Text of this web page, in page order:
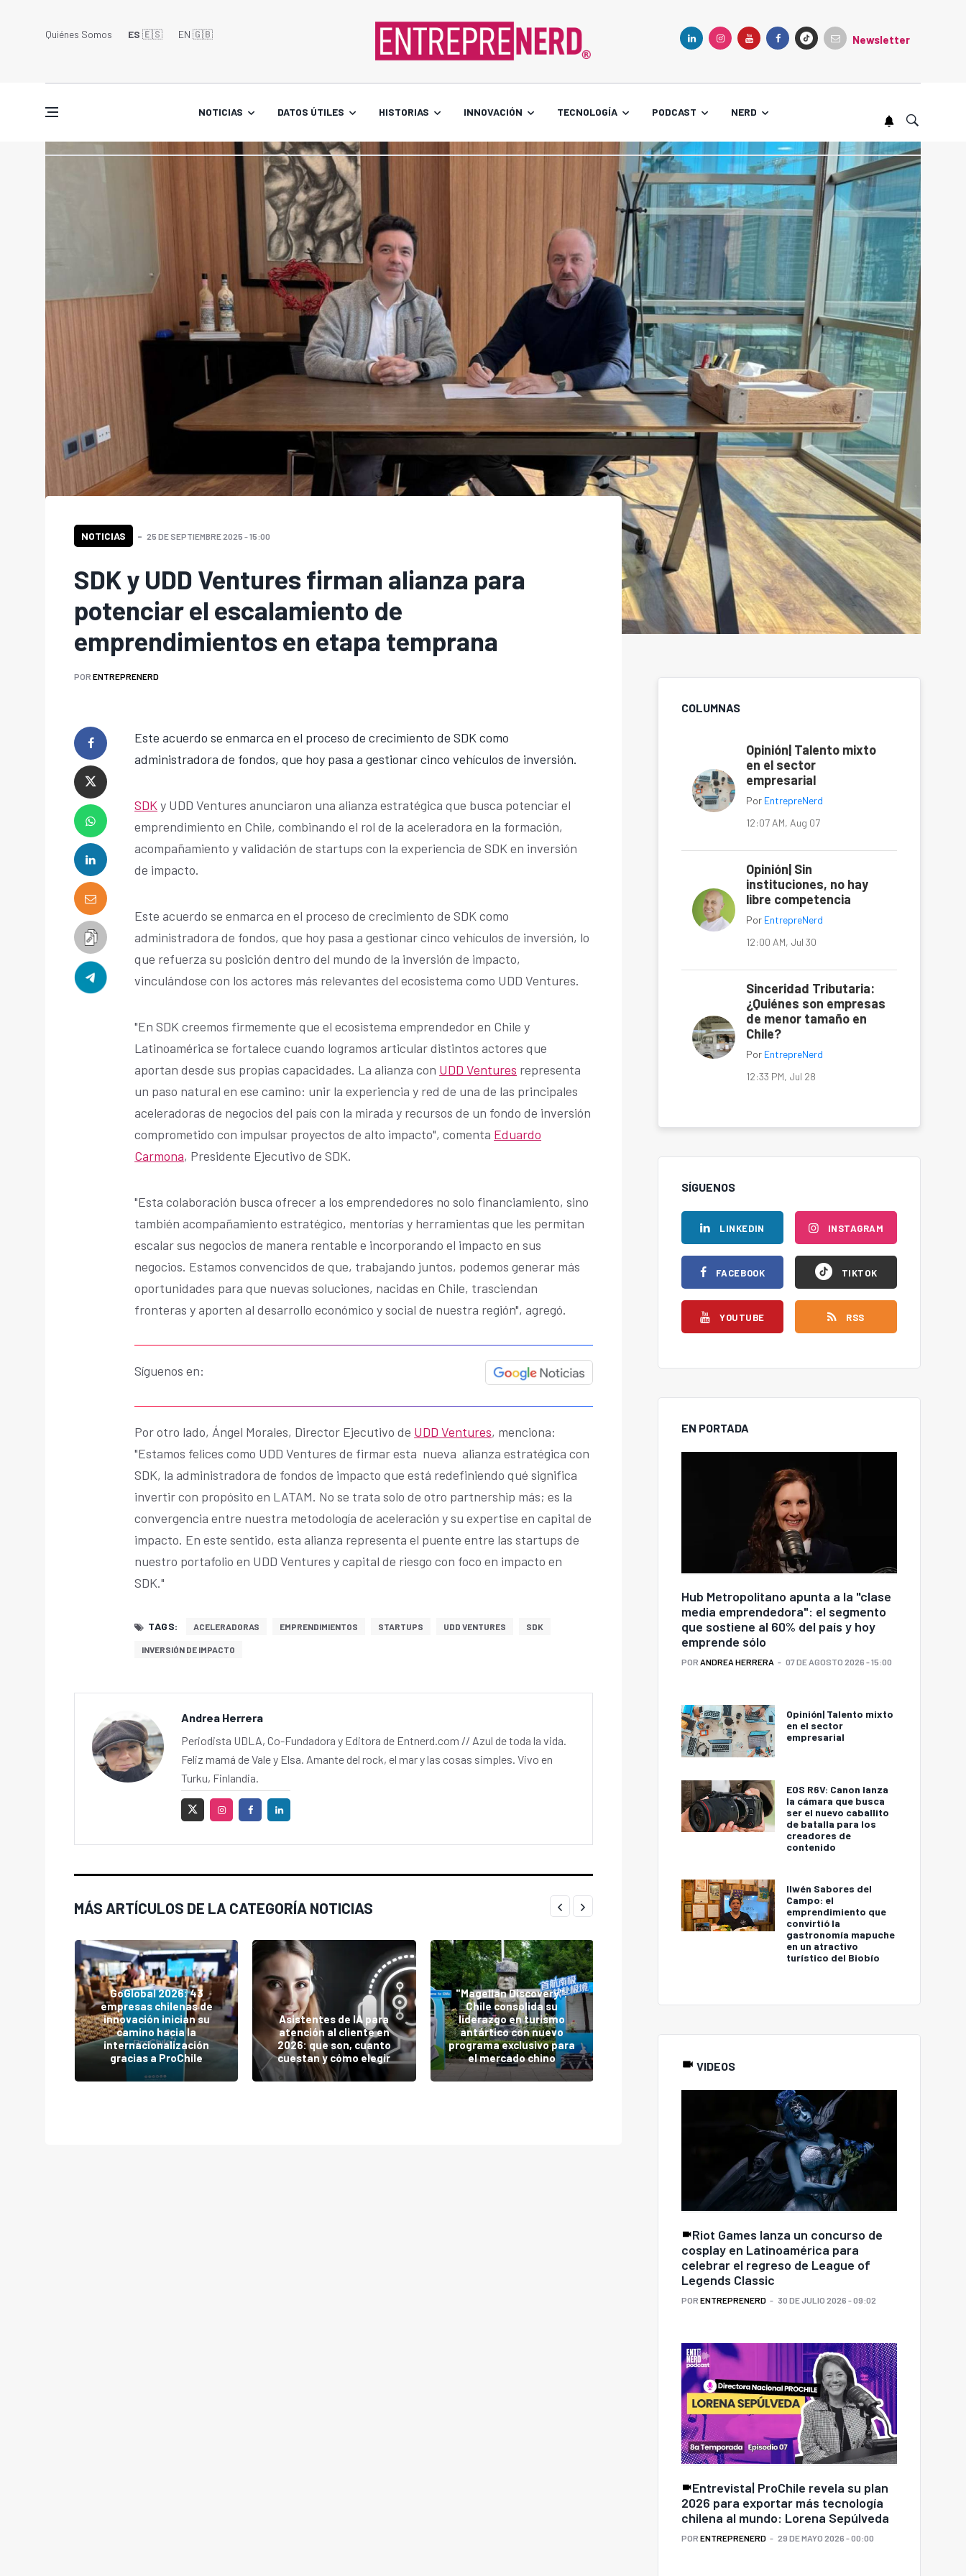
Quiénes Somos ES 🇪🇸 EN 🇬🇧󠁢󠁥󠁮󠁧󠁿 Newsletter
NOTICIAS DATOS ÚTILES HISTORIAS INNOVACIÓN TECNOLOGÍA PODCAST NERD
NOTICIAS 25 DE SEPTIEMBRE 2025 - 15:00
SDK y UDD Ventures firman alianza para
potenciar el escalamiento de
emprendimientos en etapa temprana
POR ENTREPRENERD
Este acuerdo se enmarca en el proceso de crecimiento de SDK como
administradora de fondos, que hoy pasa a gestionar cinco vehículos de inversión.
SDK y UDD Ventures anunciaron una alianza estratégica que busca potenciar el
emprendimiento en Chile, combinando el rol de la aceleradora en la formación,
acompañamiento y validación de startups con la experiencia de SDK en inversión
de impacto.
Este acuerdo se enmarca en el proceso de crecimiento de SDK como
administradora de fondos, que hoy pasa a gestionar cinco vehículos de inversión, lo
que refuerza su posición dentro del mundo de la inversión de impacto,
vinculándose con los actores más relevantes del ecosistema como UDD Ventures.
"En SDK creemos firmemente que el ecosistema emprendedor en Chile y
Latinoamérica se fortalece cuando logramos articular distintos actores que
aportan desde sus propias capacidades. La alianza con UDD Ventures representa
un paso natural en ese camino: unir la experiencia y red de una de las principales
aceleradoras de negocios del país con la mirada y recursos de un fondo de inversión
comprometido con impulsar proyectos de alto impacto", comenta Eduardo
Carmona, Presidente Ejecutivo de SDK.
"Esta colaboración busca ofrecer a los emprendedores no solo financiamiento, sino
también acompañamiento estratégico, mentorías y herramientas que les permitan
escalar sus negocios de manera rentable e incorporando el impacto en sus
negocios. Estamos convencidos de que, trabajando juntos, podemos generar más
oportunidades para que nuevas soluciones, nacidas en Chile, trasciendan
fronteras y aporten al desarrollo económico y social de nuestra región", agregó.
Síguenos en:
Por otro lado, Ángel Morales, Director Ejecutivo de UDD Ventures, menciona:
"Estamos felices como UDD Ventures de firmar esta nueva alianza estratégica con
SDK, la administradora de fondos de impacto que está redefiniendo qué significa
invertir con propósito en LATAM. No se trata solo de otro partnership más; es la
convergencia entre nuestra metodología de aceleración y su expertise en capital de
impacto. En este sentido, esta alianza representa el puente entre las startups de
nuestro portafolio en UDD Ventures y capital de riesgo con foco en impacto en
SDK."
TAGS: ACELERADORAS EMPRENDIMIENTOS STARTUPS UDD VENTURES SDK
INVERSIÓN DE IMPACTO
Andrea Herrera
Periodista UDLA, Co-Fundadora y Editora de Entnerd.com // Azul de toda la vida.
Feliz mamá de Vale y Elsa. Amante del rock, el mar y las cosas simples. Vivo en
Turku, Finlandia.
MÁS ARTÍCULOS DE LA CATEGORÍA NOTICIAS
GoGlobal 2026: 43
empresas chilenas de
innovación inician su
camino hacia la
internacionalización
gracias a ProChile
Asistentes de IA para
atención al cliente en
2026: que son, cuanto
cuestan y cómo elegir
"Magellan Discovery":
Chile consolida su
liderazgo en turismo
antártico con nuevo
programa exclusivo para
el mercado chino
ganando terreno: Chile
transacciones
habitante al año
Termómetro Pyme Julio
peor baja del año y pago
COLUMNAS
Opinión| Talento mixto
en el sector
empresarial
Por EntrepreNerd
12:07 AM, Aug 07
Opinión| Sin
instituciones, no hay
libre competencia
Por EntrepreNerd
12:00 AM, Jul 30
Sinceridad Tributaria:
¿Quiénes son empresas
de menor tamaño en
Chile?
Por EntrepreNerd
12:33 PM, Jul 28
SÍGUENOS
LINKEDIN
FACEBOOK
YOUTUBE
INSTAGRAM
TIKTOK
RSS
EN PORTADA
Hub Metropolitano apunta a la "clase
media emprendedora": el segmento
que sostiene al 60% del país y hoy
emprende sólo
POR ANDREA HERRERA 07 DE AGOSTO 2026 - 15:00
Opinión| Talento mixto
en el sector
empresarial
EOS R6V: Canon lanza
la cámara que busca
ser el nuevo caballito
de batalla para los
creadores de
contenido
Ilwén Sabores del
Campo: el
emprendimiento que
convirtió la
gastronomía mapuche
en un atractivo
turístico del Biobío
VIDEOS
Riot Games lanza un concurso de
cosplay en Latinoamérica para
celebrar el regreso de League of
Legends Classic
POR ENTREPRENERD 30 DE JULIO 2026 - 09:02
Entrevista| ProChile revela su plan
2026 para exportar más tecnología
chilena al mundo: Lorena Sepúlveda
POR ENTREPRENERD 29 DE MAYO 2026 - 00:00